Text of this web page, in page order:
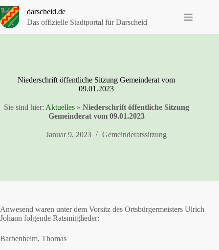
Inhalt
springen
darscheid.de
Das offizielle Stadtportal für Darscheid
Niederschrift öffentliche Sitzung Gemeinderat vom
09.01.2023
Sie sind hier: Aktuelles» Niederschrift öffentliche Sitzung
Gemeinderat vom 09.01.2023
Januar 9, 2023 Gemeinderatssitzung
Anwesend waren unter dem Vorsitz des Ortsbürgermeisters Ulrich
Johann folgende Ratsmitglieder:
Barbenheim, Thomas